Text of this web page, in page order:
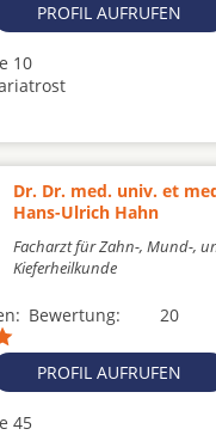
PROFIL AUFRUFEN
10
Dr. Dr. med. univ. et
Hans-Ulrich Hahn
Facharzt für Zahn-, Mund-,
Kieferheilkunde
20
Bewertung:
PROFIL AUFRUFEN
45